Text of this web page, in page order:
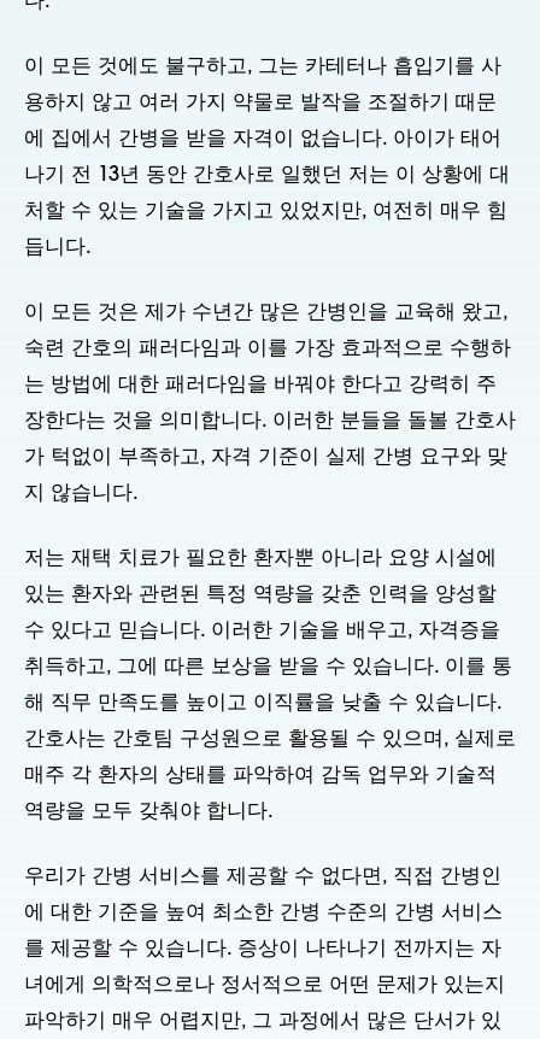
이 모든 것에도 불구하고, 그는 카테터나 흡입기를 사
용하지 않고 여러 가지 약물로 발작을 조절하기 때문
에 집에서 간병을 받을 자격이 없습니다. 아이가 태어
나기 전 13년 동안 간호사로 일했던 저는 이 상황에 대
처할 수 있는 기술을 가지고 있었지만, 여전히 매우 힘
듭니다.
이 모든 것은 제가 수년간 많은 간병인을 교육해 왔고,
숙련 간호의 패러다임과 이를 가장 효과적으로 수행하
는 방법에 대한 패러다임을 바꿔야 한다고 강력히 주
장한다는 것을 의미합니다. 이러한 분들을 돌볼 간호사
가 턱없이 부족하고, 자격 기준이 실제 간병 요구와 맞
지 않습니다.
저는 재택 치료가 필요한 환자뿐 아니라 요양 시설에
있는 환자와 관련된 특정 역량을 갖춘 인력을 양성할
수 있다고 믿습니다. 이러한 기술을 배우고, 자격증을
취득하고, 그에 따른 보상을 받을 수 있습니다. 이를 통
해 직무 만족도를 높이고 이직률을 낮출 수 있습니다.
간호사는 간호팀 구성원으로 활용될 수 있으며, 실제로
매주 각 환자의 상태를 파악하여 감독 업무와 기술적
역량을 모두 갖춰야 합니다.
우리가 간병 서비스를 제공할 수 없다면, 직접 간병인
에 대한 기준을 높여 최소한 간병 수준의 간병 서비스
를 제공할 수 있습니다. 증상이 나타나기 전까지는 자
녀에게 의학적으로나 정서적으로 어떤 문제가 있는지
파악하기 매우 어렵지만, 그 과정에서 많은 단서가 있